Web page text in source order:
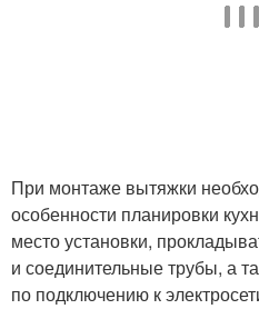
При монтаже вытяжки
особенности планировки
место установки,
и соединительные трубы, а
по подключению к